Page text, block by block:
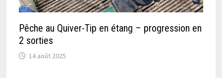
Pêche au Quiver-Tip en étang – progression en
2 sorties
14 août 2025